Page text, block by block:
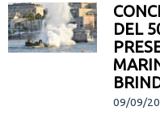
… [leggi
DEL
09/09/